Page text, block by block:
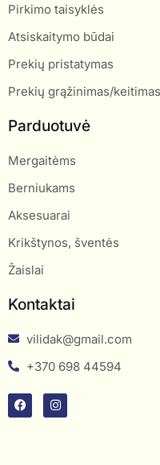
Pirkimo taisyklės
Atsiskaitymo būdai
Prekių pristatymas
Prekių grąžinimas/keitimas
Parduotuvė
Mergaitėms
Berniukams
Aksesuarai
Krikštynos, šventės
Žaislai
Kontaktai
vilidak@gmail.com
+370 698 44594